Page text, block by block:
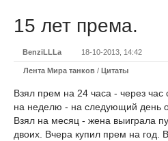
15 лет према.
BenziLLLa 18-10-2013, 14:42
Лента Мира танков / Цитаты
Взял прем на 24 часа - через час
на неделю - на следующий день
Взял на месяц - жена выиграла
двоих. Вчера купил прем на год.